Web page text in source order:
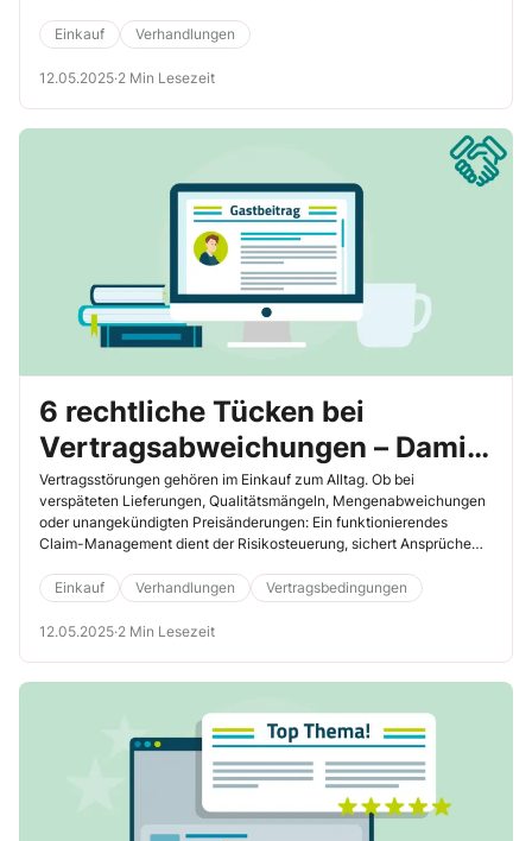
sichern. Mit den folgenden Musterformulierungen unterstützen wir
Sie dabei.
Einkauf Verhandlungen
12.05.2025·2 Min Lesezeit
6 rechtliche Tücken bei
Vertragsabweichungen – Damit
sind Sie auf der sicheren Seite
Vertragsstörungen gehören im Einkauf zum Alltag. Ob bei
verspäteten Lieferungen, Qualitätsmängeln, Mengenabweichungen
oder unangekündigten Preisänderungen: Ein funktionierendes
Claim-Management dient der Risikosteuerung, sichert Ansprüche
Rechtsanwalt Rolf Becker aus Alfter, zeigt Ihnen hier einige
Fallstricke auf und wie Sie als Einkäufer sich bestmöglich aufstellen.
Einkauf Verhandlungen Vertragsbedingungen
12.05.2025·2 Min Lesezeit